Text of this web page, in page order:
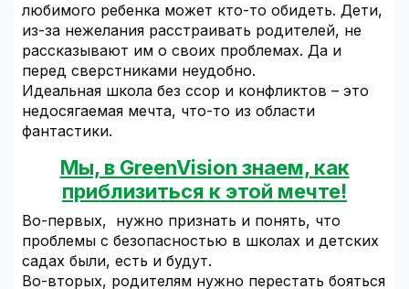
любимого ребенка может кто-то обидеть. Дети,
из-за нежелания расстраивать родителей, не
рассказывают им о своих проблемах. Да и
перед сверстниками неудобно.
Идеальная школа без ссор и конфликтов – это
недосягаемая мечта, что-то из области
фантастики.
Мы, в GreenVision знаем, как
приблизиться к этой мечте!
Во-первых, нужно признать и понять, что
проблемы с безопасностью в школах и детских
садах были, есть и будут.
Во-вторых, родителям нужно перестать бояться